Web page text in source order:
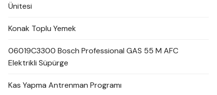
Ünitesi
Konak Toplu Yemek
06019C3300 Bosch Professional GAS 55 M AFC
Elektrikli Süpürge
Kas Yapma Antrenman Programı